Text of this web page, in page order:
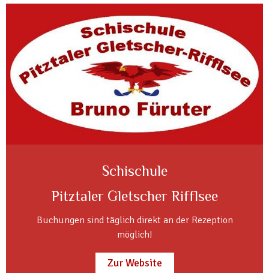
Schischule
Pitztaler Gletscher Rifflsee
Buchungen sind täglich direkt an der Rezeption
möglich!
Zur Website